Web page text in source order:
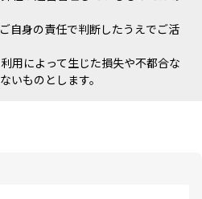
自身の責任で判断したうえでご活
用によって生じた損失や不都合な
いものとします。